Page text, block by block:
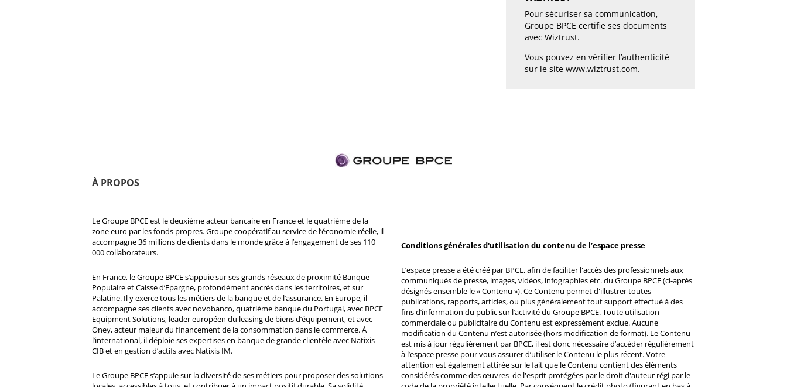
Pour sécuriser sa communication,
Groupe BPCE certifie ses documents
avec Wiztrust.
Vous pouvez en vérifier l’authenticité
sur le site www.wiztrust.com.
À PROPOS
Le Groupe BPCE est le deuxième acteur bancaire en France et le quatrième de la
zone euro par les fonds propres. Groupe coopératif au service de l’économie réelle, il
accompagne 36 millions de clients dans le monde grâce à l’engagement de ses 110
000 collaborateurs.
En France, le Groupe BPCE s’appuie sur ses grands réseaux de proximité Banque
Populaire et Caisse d’Epargne, profondément ancrés dans les territoires, et sur
Palatine. Il y exerce tous les métiers de la banque et de l’assurance. En Europe, il
accompagne ses clients avec novobanco, quatrième banque du Portugal, avec BPCE
Equipment Solutions, leader européen du leasing de biens d’équipement, et avec
Oney, acteur majeur du financement de la consommation dans le commerce. À
l’international, il déploie ses expertises en banque de grande clientèle avec Natixis
CIB et en gestion d’actifs avec Natixis IM.
Le Groupe BPCE s’appuie sur la diversité de ses métiers pour proposer des solutions
Conditions générales d'utilisation du contenu de l’espace presse
L’espace presse a été créé par BPCE, afin de faciliter l'accès des professionnels aux
communiqués de presse, images, vidéos, infographies etc. du Groupe BPCE (ci-après
désignés ensemble le « Contenu »). Ce Contenu permet d'illustrer toutes
publications, rapports, articles, ou plus généralement tout support effectué à des
fins d’information du public sur l’activité du Groupe BPCE. Toute utilisation
commerciale ou publicitaire du Contenu est expressément exclue. Aucune
modification du Contenu n’est autorisée (hors modification de format). Le Contenu
est mis à jour régulièrement par BPCE, il est donc nécessaire d’accéder régulièrement
à l’espace presse pour vous assurer d’utiliser le Contenu le plus récent. Votre
attention est également attirée sur le fait que le Contenu contient des éléments
considérés comme des œuvres de l'esprit protégées par le droit d'auteur régi par le